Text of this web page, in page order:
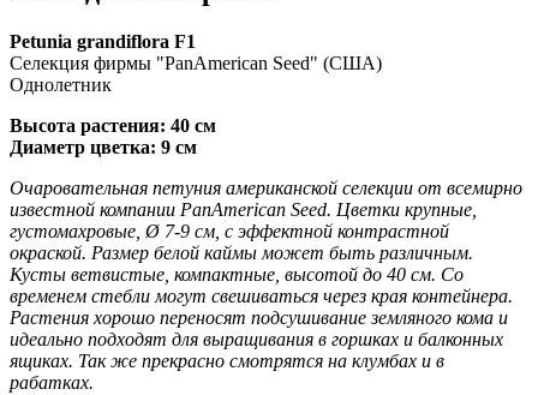
Petunia grandiflora F1
Селекция фирмы "PanAmerican Seed" (США)
Однолетник
Высота растения: 40 см
Диаметр цветка: 9 см
Очаровательная петуния американской селекции от всемирно
известной компании PanAmerican Seed. Цветки крупные,
густомахровые, Ø 7-9 см, с эффектной контрастной
окраской. Размер белой каймы может быть различным.
Кусты ветвистые, компактные, высотой до 40 см. Со
временем стебли могут свешиваться через края контейнера.
Растения хорошо переносят подсушивание земляного кома и
идеально подходят для выращивания в горшках и балконных
ящиках. Так же прекрасно смотрятся на клумбах и в
рабатках.